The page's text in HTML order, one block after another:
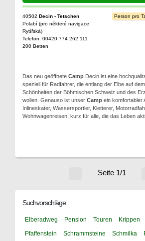
40502 Decin - Tetschen
Polabí (pro některé navigace
Rytířská)
Telefon: 00420 774 262 111
200 Betten
Person pro
Das neu geöffnete Camp Decin ist eine
speziell für Radfahrer, die entlang der Elbe auf
Schönheiten der Böhmischen Schweiz und des
wollen. Genauso ist unser Camp ein komfortabler
Inlineskater, Wassersportler, Kletterer,
Wohnwagenreisen; kurz für alle, die das Leben
Seite 1/1
Suchvorschläge
Elberadweg Pension Touren Krippen
Pfaffenstein
Schrammsteine Schmilka